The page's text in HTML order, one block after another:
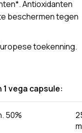
Antioxidanten
beschermen tegen
toekenning.
vega capsule:
50%